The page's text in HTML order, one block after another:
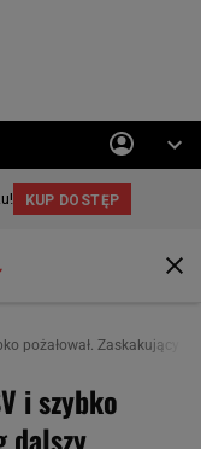
pożałował. Zaskakujący
i szybko
dalszy